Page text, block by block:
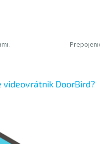
videovrátnik DoorBird?